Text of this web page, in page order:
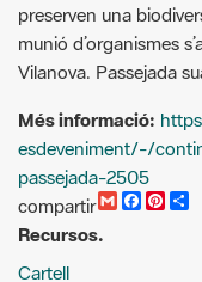
preserven una
munió d’organismes
Vilanova. Passejada
Més informació:
esdeveniment/-/
passejada-2505
compartir
G
F
P
Recursos.
Cartell